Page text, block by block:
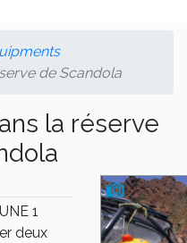
de Scandola
la réserve
1
deux